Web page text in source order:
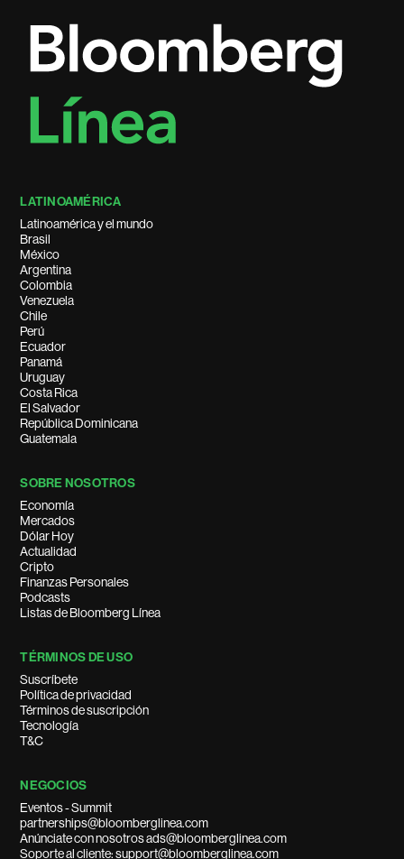
LATINOAMÉRICA
Latinoamérica y el mundo
Brasil
México
Argentina
Colombia
Venezuela
Chile
Perú
Ecuador
Panamá
Uruguay
Costa Rica
El Salvador
República Dominicana
Guatemala
SOBRE NOSOTROS
Economía
Mercados
Dólar Hoy
Actualidad
Cripto
Finanzas Personales
Podcasts
Listas de Bloomberg Línea
TÉRMINOS DE USO
Suscríbete
Política de privacidad
Términos de suscripción
Tecnología
T&C
NEGOCIOS
Eventos - Summit
partnerships@bloomberglinea.com
Anúnciate con nosotros ads@bloomberglinea.com
Soporte al cliente: support@bloomberglinea.com